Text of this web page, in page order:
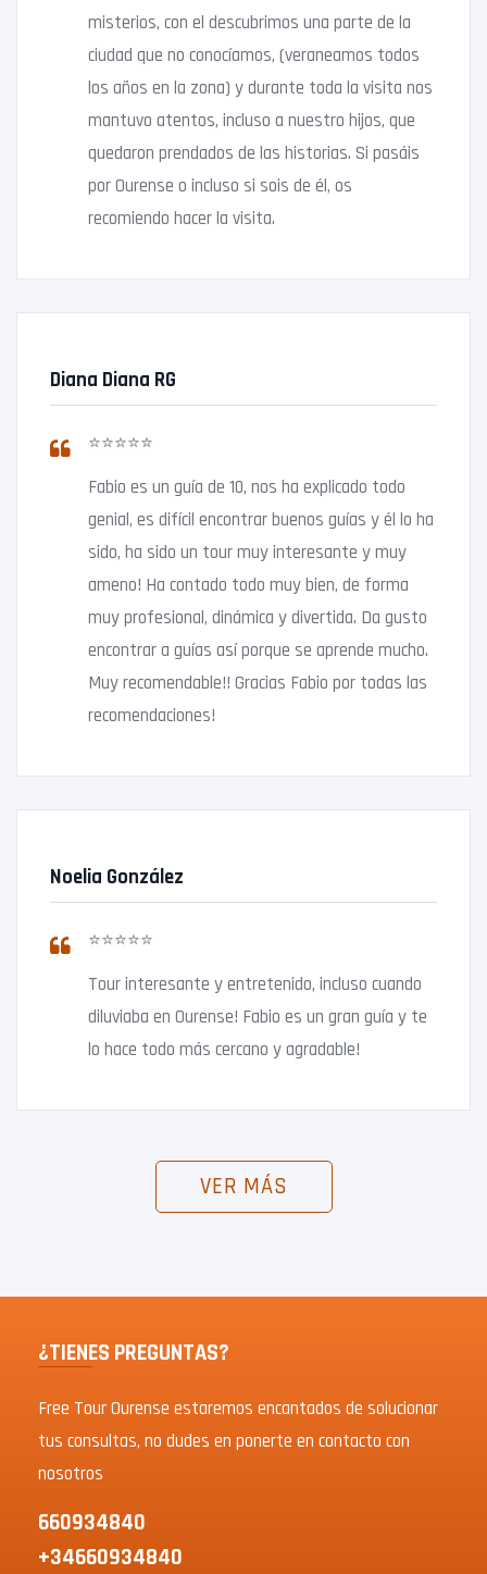
misterios, con el descubrimos una parte de la
ciudad que no conocíamos, (veraneamos todos
los años en la zona) y durante toda la visita nos
mantuvo atentos, incluso a nuestro hijos, que
quedaron prendados de las historias. Si pasáis
por Ourense o incluso si sois de él, os
recomiendo hacer la visita.
Diana Diana RG
⭐⭐⭐⭐⭐
Fabio es un guía de 10, nos ha explicado todo
genial, es difícil encontrar buenos guías y él lo ha
sido, ha sido un tour muy interesante y muy
ameno! Ha contado todo muy bien, de forma
muy profesional, dinámica y divertida. Da gusto
encontrar a guías así porque se aprende mucho.
Muy recomendable!! Gracias Fabio por todas las
recomendaciones!
Noelia González
⭐⭐⭐⭐⭐
Tour interesante y entretenido, incluso cuando
diluviaba en Ourense! Fabio es un gran guía y te
lo hace todo más cercano y agradable!
VER MÁS
¿TIENES PREGUNTAS?
Free Tour Ourense estaremos encantados de solucionar
tus consultas, no dudes en ponerte en contacto con
nosotros
660934840
+34660934840